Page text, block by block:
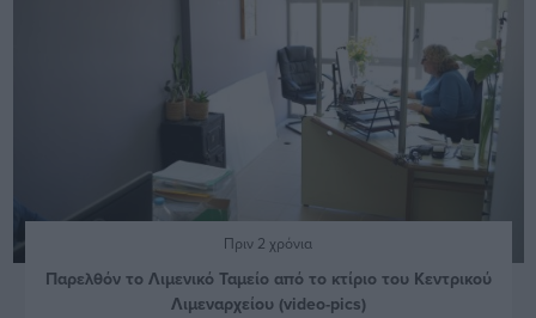
Πριν 2 χρόνια
Παρελθόν το Λιμενικό Ταμείο από το κτίριο του Κεντρικού
Λιμεναρχείου (video-pics)